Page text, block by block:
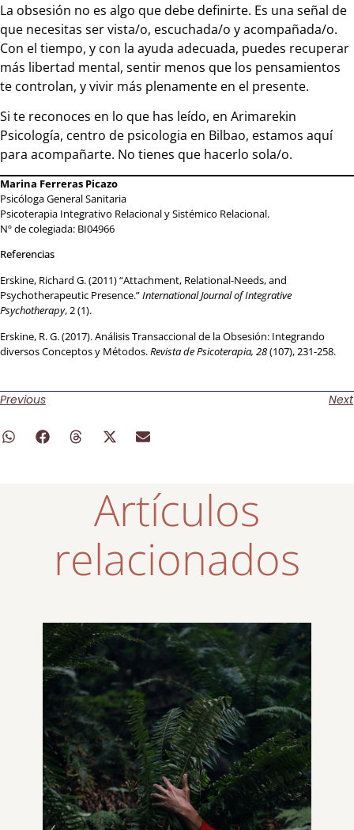
La obsesión no es algo que debe definirte. Es una señal de
que necesitas ser vista/o, escuchada/o y acompañada/o.
Con el tiempo, y con la ayuda adecuada, puedes recuperar
más libertad mental, sentir menos que los pensamientos
te controlan, y vivir más plenamente en el presente.
Si te reconoces en lo que has leído, en Arimarekin
Psicología, centro de psicologia en Bilbao, estamos aquí
para acompañarte. No tienes que hacerlo sola/o.
Marina Ferreras Picazo
Psicóloga General Sanitaria
Psicoterapia Integrativo Relacional y Sistémico Relacional.
Nº de colegiada: BI04966
Referencias
Erskine, Richard G. (2011) “Attachment, Relational-Needs, and
Psychotherapeutic Presence.”International Journal of Integrative
Psychotherapy, 2 (1).
Erskine, R. G. (2017). Análisis Transaccional de la Obsesión: Integrando
diversos Conceptos y Métodos.Revista de Psicoterapia, 28(107), 231-258.
Previous Next
Artículos
relacionados